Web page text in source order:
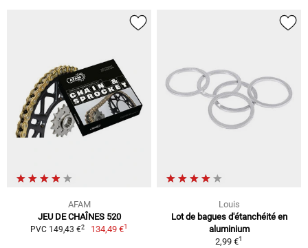
AFAM
JEU DE CHAÎNES 520
PVC 149,43 €2 134,49 €1
Louis
Lot de bagues d'étanchéité en
aluminium
2,99 €1